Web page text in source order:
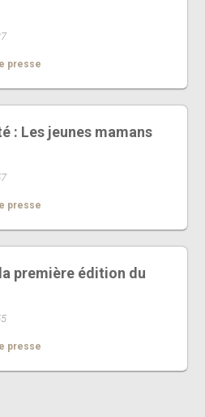
presse
: Les jeunes mamans
presse
première édition du
presse